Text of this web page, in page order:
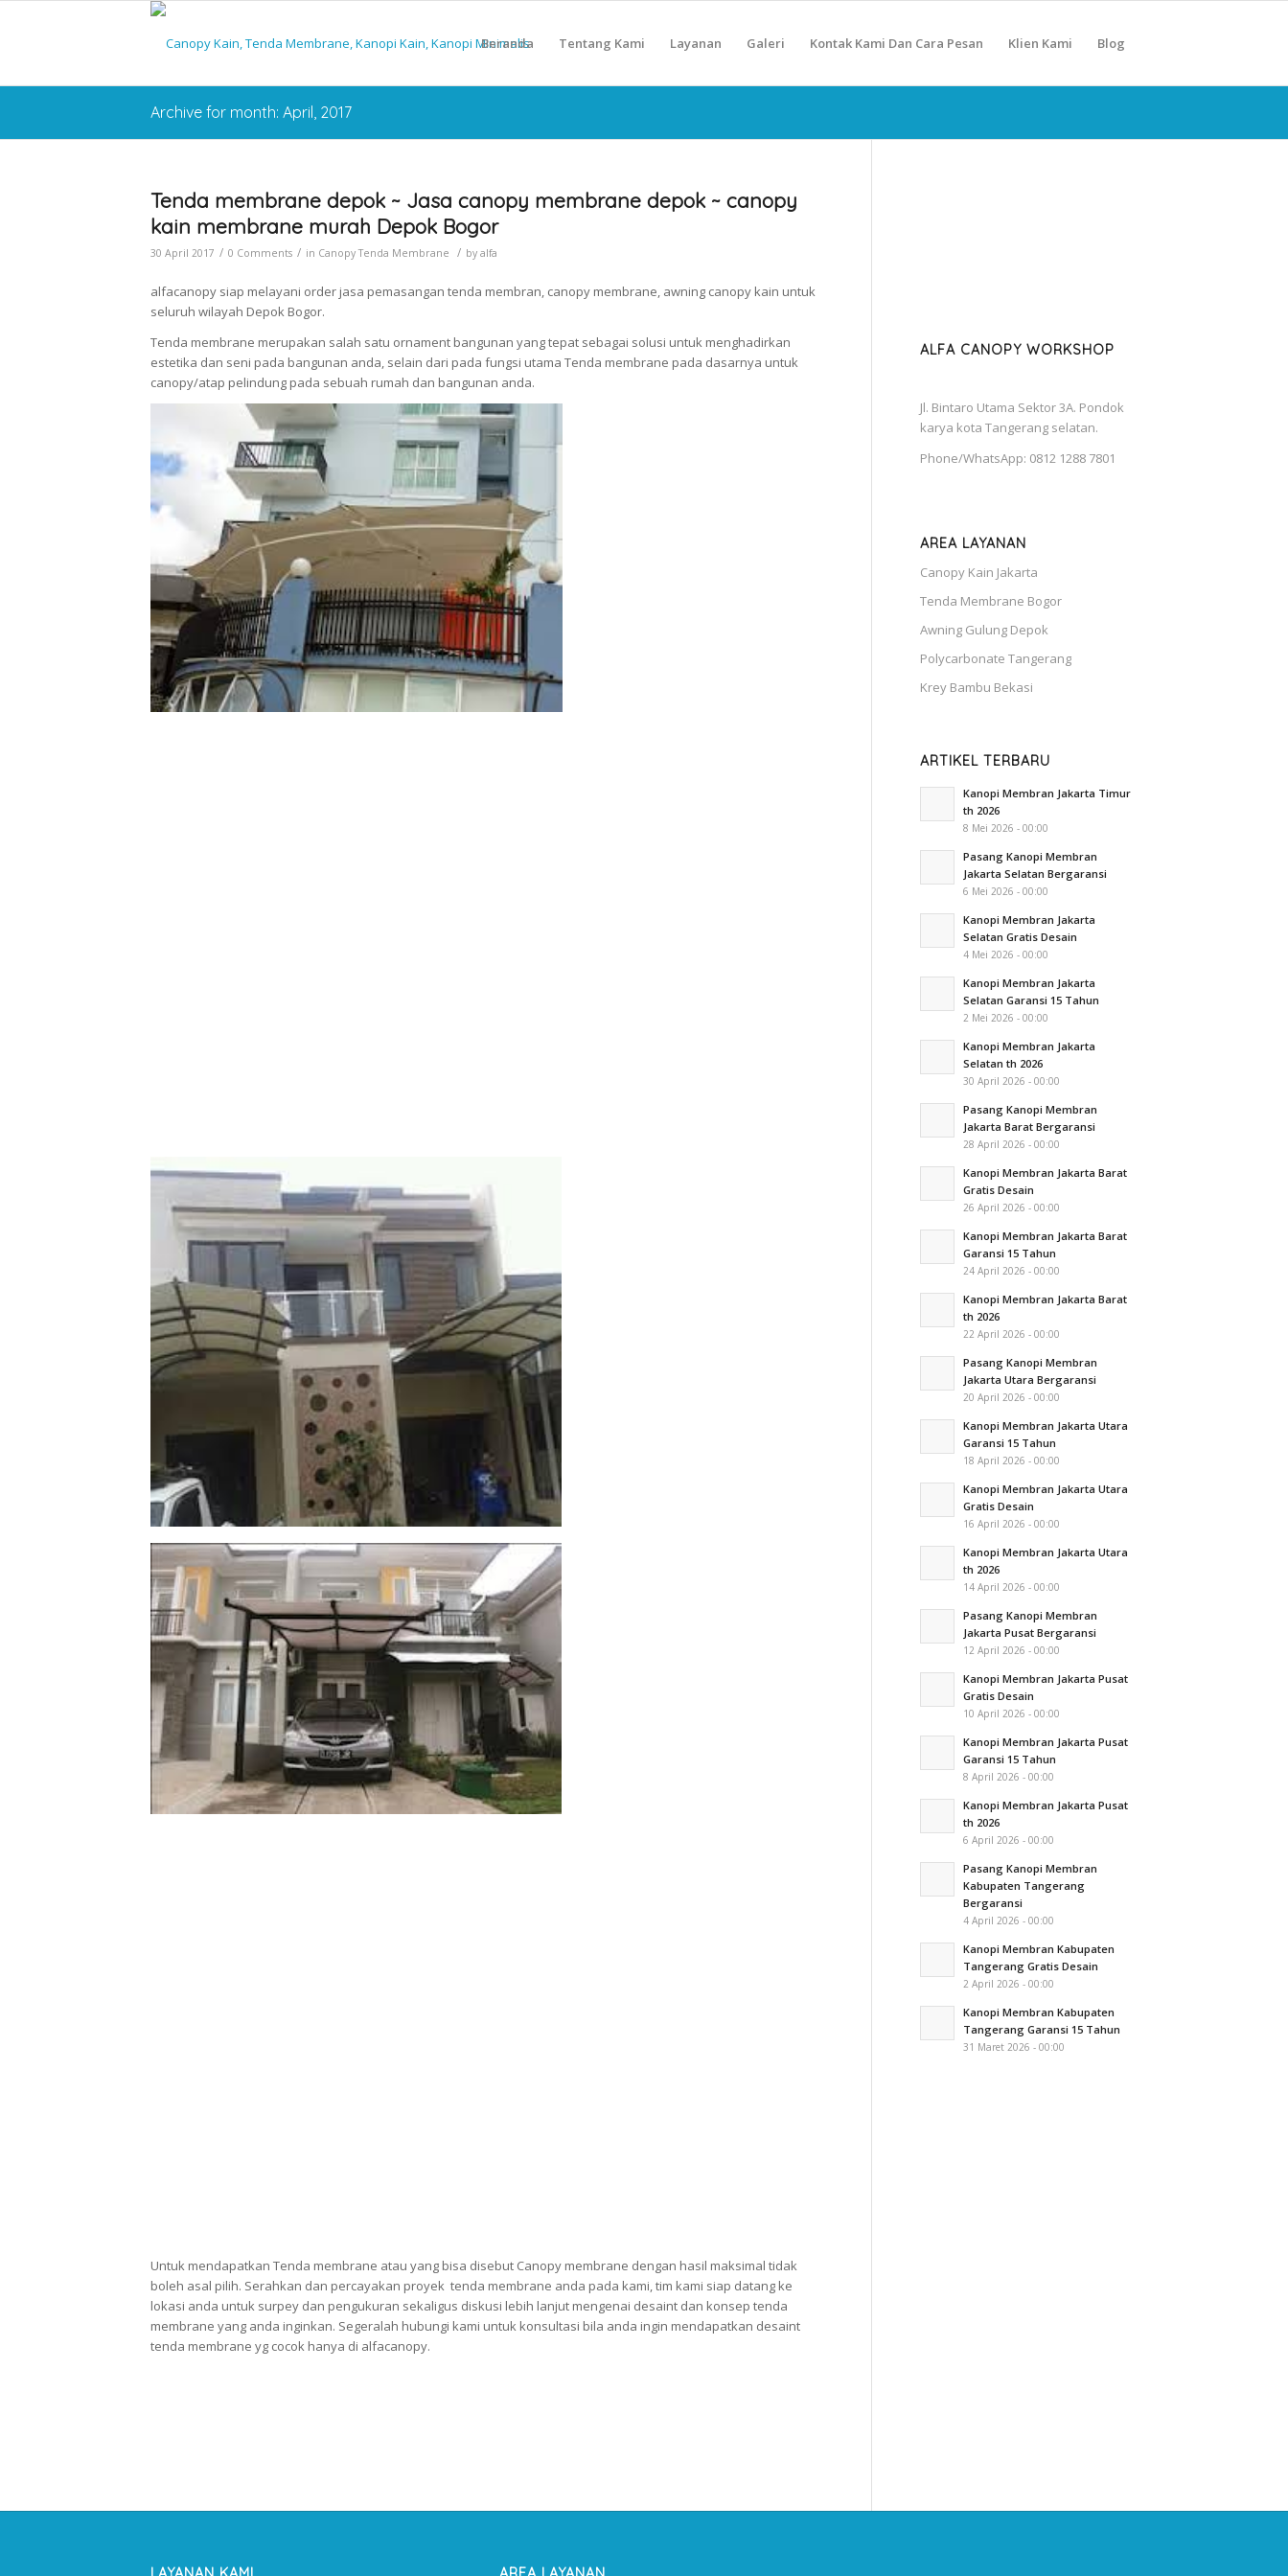
Beranda Tentang Kami Layanan Galeri Kontak Kami Dan Cara Pesan Klien Kami Blog
Archive for month: April, 2017
Tenda membrane depok ~ Jasa canopy membrane depok ~ canopy
kain membrane murah Depok Bogor
30 April 2017 / 0 Comments / in Canopy Tenda Membrane / by alfa
alfacanopy siap melayani order jasa pemasangan tenda membran, canopy membrane, awning canopy kain untuk
seluruh wilayah Depok Bogor.
Tenda membrane merupakan salah satu ornament bangunan yang tepat sebagai solusi untuk menghadirkan
estetika dan seni pada bangunan anda, selain dari pada fungsi utama Tenda membrane pada dasarnya untuk
canopy/atap pelindung pada sebuah rumah dan bangunan anda.
Untuk mendapatkan Tenda membrane atau yang bisa disebut Canopy membrane dengan hasil maksimal tidak
boleh asal pilih. Serahkan dan percayakan proyek tenda membrane anda pada kami, tim kami siap datang ke
lokasi anda untuk surpey dan pengukuran sekaligus diskusi lebih lanjut mengenai desaint dan konsep tenda
membrane yang anda inginkan. Segeralah hubungi kami untuk konsultasi bila anda ingin mendapatkan desaint
tenda membrane yg cocok hanya di alfacanopy.
ALFA CANOPY WORKSHOP
Jl. Bintaro Utama Sektor 3A. Pondok
karya kota Tangerang selatan.
Phone/WhatsApp: 0812 1288 7801
AREA LAYANAN
Canopy Kain Jakarta
Tenda Membrane Bogor
Awning Gulung Depok
Polycarbonate Tangerang
Krey Bambu Bekasi
ARTIKEL TERBARU
Kanopi Membran Jakarta Timur
th 2026
8 Mei 2026 - 00:00
Pasang Kanopi Membran
Jakarta Selatan Bergaransi
6 Mei 2026 - 00:00
Kanopi Membran Jakarta
Selatan Gratis Desain
4 Mei 2026 - 00:00
Kanopi Membran Jakarta
Selatan Garansi 15 Tahun
2 Mei 2026 - 00:00
Kanopi Membran Jakarta
Selatan th 2026
30 April 2026 - 00:00
Pasang Kanopi Membran
Jakarta Barat Bergaransi
28 April 2026 - 00:00
Kanopi Membran Jakarta Barat
Gratis Desain
26 April 2026 - 00:00
Kanopi Membran Jakarta Barat
Garansi 15 Tahun
24 April 2026 - 00:00
Kanopi Membran Jakarta Barat
th 2026
22 April 2026 - 00:00
Pasang Kanopi Membran
Jakarta Utara Bergaransi
20 April 2026 - 00:00
Kanopi Membran Jakarta Utara
Garansi 15 Tahun
18 April 2026 - 00:00
Kanopi Membran Jakarta Utara
Gratis Desain
16 April 2026 - 00:00
Kanopi Membran Jakarta Utara
th 2026
14 April 2026 - 00:00
Pasang Kanopi Membran
Jakarta Pusat Bergaransi
12 April 2026 - 00:00
Kanopi Membran Jakarta Pusat
Gratis Desain
10 April 2026 - 00:00
Kanopi Membran Jakarta Pusat
Garansi 15 Tahun
8 April 2026 - 00:00
Kanopi Membran Jakarta Pusat
th 2026
6 April 2026 - 00:00
Pasang Kanopi Membran
Kabupaten Tangerang
Bergaransi
4 April 2026 - 00:00
Kanopi Membran Kabupaten
Tangerang Gratis Desain
2 April 2026 - 00:00
Kanopi Membran Kabupaten
Tangerang Garansi 15 Tahun
31 Maret 2026 - 00:00